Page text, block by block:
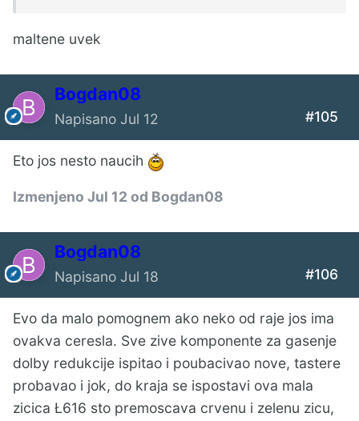
maltene uvek
Bogdan08
Napisano Jul 12 #105
Eto jos nesto naucih
Izmenjeno Jul 12 od Bogdan08
Bogdan08
Napisano Jul 18 #106
Evo da malo pomognem ako neko od raje jos ima
ovakva ceresla. Sve zive komponente za gasenje
dolby redukcije ispitao i poubacivao nove, tastere
probavao i jok, do kraja se ispostavi ova mala
zicica Ł616 sto premoscava crvenu i zelenu zicu,